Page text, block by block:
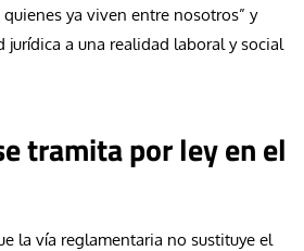
ya viven entre nosotros” y
jurídica a una realidad laboral y social
tramita por ley en el
la vía reglamentaria no sustituye el